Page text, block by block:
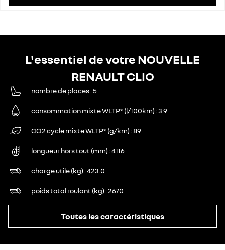
L'essentiel de votre NOUVELLE
RENAULT CLIO
nombre de places 5
consommation mixte WLTP* (l/100km) 3.9
CO2 cycle mixte WLTP* (g/km) 89
longueur hors tout (mm) 4116
charge utile (kg) 423.0
poids total roulant (kg) 2670
Toutes les caractéristiques